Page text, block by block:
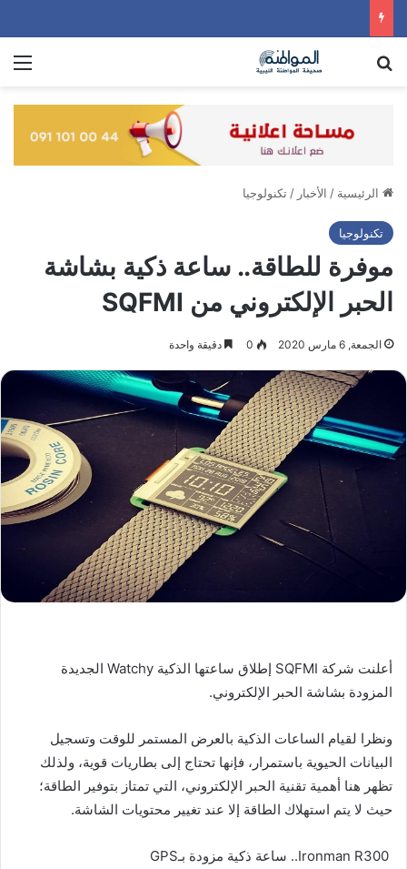
الرئيسية / الأخبار / تكنولوجيا
تكنولوجيا
موفرة للطاقة.. ساعة ذكية بشاشة
الحبر الإلكتروني من SQFMI
الجمعة, 6 مارس 2020 0 دقيقة واحدة
أعلنت شركة SQFMI إطلاق ساعتها الذكية Watchy الجديدة
المزودة بشاشة الحبر الإلكتروني.
ونظرا لقيام الساعات الذكية بالعرض المستمر للوقت وتسجيل
البيانات الحيوية باستمرار، فإنها تحتاج إلى بطاريات قوية، ولذلك
تظهر هنا أهمية تقنية الحبر الإلكتروني، التي تمتاز بتوفير الطاقة؛
حيث لا يتم استهلاك الطاقة إلا عند تغيير محتويات الشاشة.